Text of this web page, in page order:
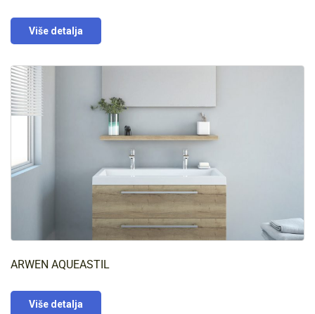
Više detalja
ARWEN AQUEASTIL
Više detalja